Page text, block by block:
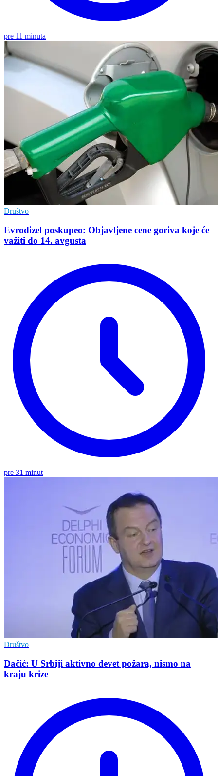
pre 11 minuta
Društvo
Evrodizel poskupeo: Objavljene cene goriva koje će
važiti do 14. avgusta
pre 31 minut
Društvo
Dačić: U Srbiji aktivno devet požara, nismo na
kraju krize